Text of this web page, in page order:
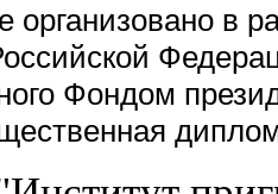
организовано в
Фондом